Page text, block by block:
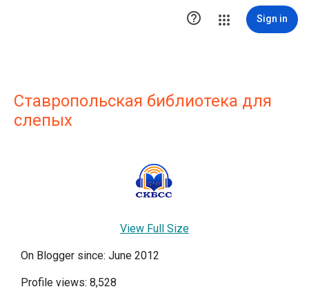
 Sign in
Ставропольская библиотека для
слепых
View Full Size
On Blogger since: June 2012
Profile views: 8,528